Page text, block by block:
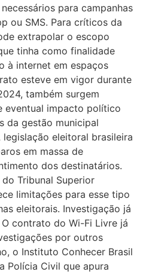
para campanhas
ou SMS. Para críticos da
extrapolar o escopo
tinha como finalidade
à internet em espaços
esteve em vigor durante
também surgem
eventual impacto político
da gestão municipal
eleitoral brasileira
em massa de
dos destinatários.
Tribunal Superior
limitações para esse tipo
eleitorais. Investigação já
contrato do Wi-Fi Livre já
por outros
o Instituto Conhecer Brasil
Polícia Civil que apura